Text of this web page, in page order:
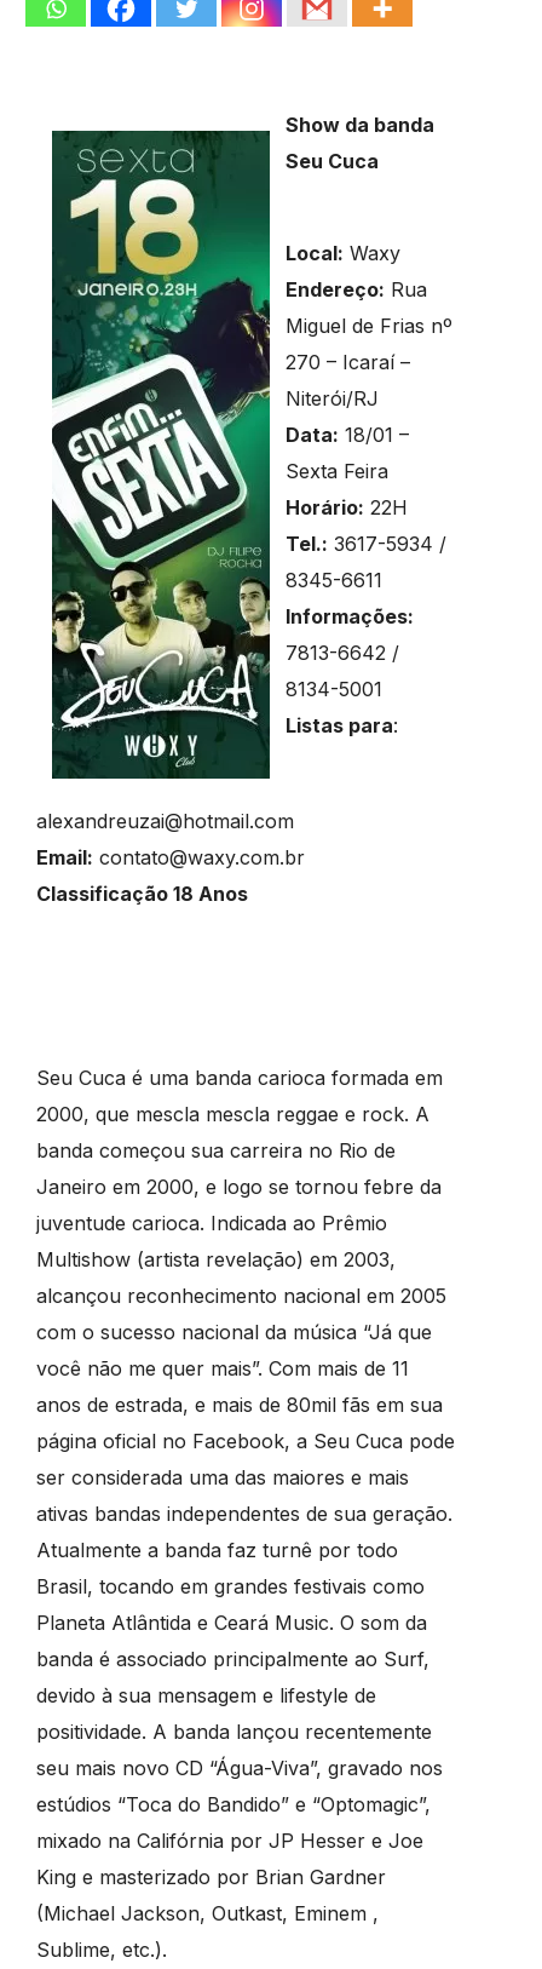
Show da banda
Seu Cuca
Local: Waxy
Endereço: Rua
Miguel de Frias nº
270 – Icaraí –
Niterói/RJ
Data: 18/01 –
Sexta Feira
Horário: 22H
Tel.: 3617-5934 /
8345-6611
Informações:
7813-6642 /
8134-5001
Listas para:
alexandreuzai@hotmail.com
Email: contato@waxy.com.br
Classificação 18 Anos
Seu Cuca é uma banda carioca formada em
2000, que mescla mescla reggae e rock. A
banda começou sua carreira no Rio de
Janeiro em 2000, e logo se tornou febre da
juventude carioca. Indicada ao Prêmio
Multishow (artista revelação) em 2003,
alcançou reconhecimento nacional em 2005
com o sucesso nacional da música “Já que
você não me quer mais”. Com mais de 11
anos de estrada, e mais de 80mil fãs em sua
página oficial no Facebook, a Seu Cuca pode
ser considerada uma das maiores e mais
ativas bandas independentes de sua geração.
Atualmente a banda faz turnê por todo
Brasil, tocando em grandes festivais como
Planeta Atlântida e Ceará Music. O som da
banda é associado principalmente ao Surf,
devido à sua mensagem e lifestyle de
positividade. A banda lançou recentemente
seu mais novo CD “Água-Viva”, gravado nos
estúdios “Toca do Bandido” e “Optomagic”,
mixado na Califórnia por JP Hesser e Joe
King e masterizado por Brian Gardner
(Michael Jackson, Outkast, Eminem ,
Sublime, etc.).